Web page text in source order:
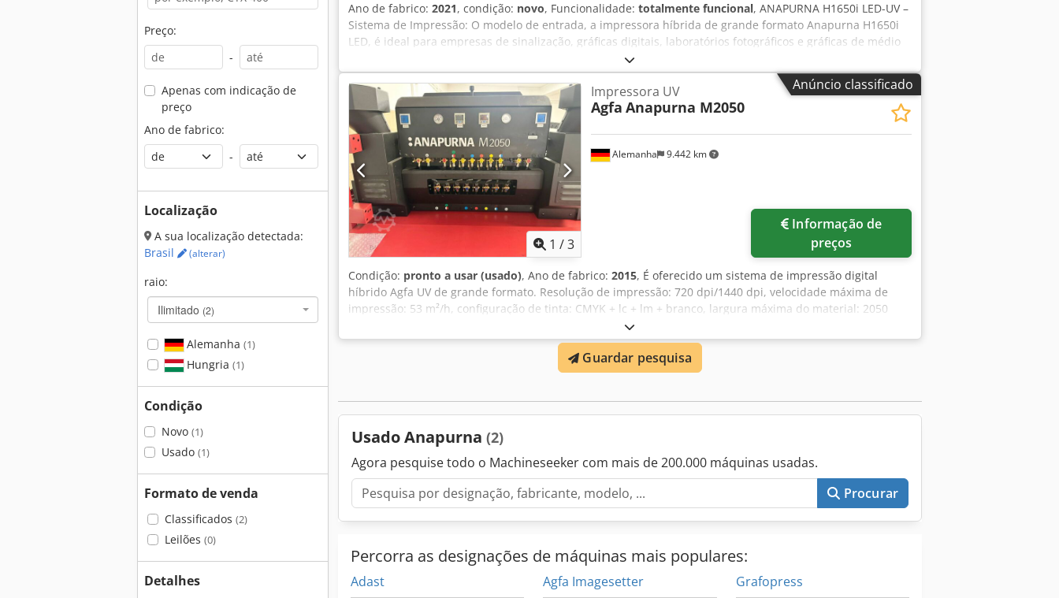
Preço:
-
Apenas com indicação de
preço
Ano de fabrico:
-
Localização
A sua localização detectada:
Brasil
(alterar)
raio:
Ilimitado (2)
Alemanha (1)
Hungria (1)
Condição
Novo (1)
Usado (1)
Formato de venda
Classificados (2)
Leilões (0)
Detalhes
Ano de fabrico: 2021, condição: novo, Funcionalidade: totalmente funcional, ANAPURNA H1650i LED-UV –
Sistema de Impressão: O modelo de entrada, a impressora híbrida de grande formato Anapurna H1650i
LED, é ideal para empresas de sinalização, gráficas digitais, laboratórios fotográficos e gráficas de médio
porte que pretendem combinar impressões em cartão e em papel em bobina. O equipamento permite
impressões com até 1,65 m de largura, tanto para aplicações internas quanto externas. A Anapurna
H1650i LED está equipada com lâmpadas LED UV, possibilitando a impressão em uma vasta gama de
mídias, economizando energia, custos e tempo. A função de tinta branca permite impressão em materiais
transparentes para aplicações retroiluminadas ou o uso do branco como cor especial. Mídias rígidas
Largura máxima: 165 cm (5,4 pés), 160 cm (5,2 pés) para impressão sem margens Csdpfx Aey It T Hepyoha
Comprimento máximo: 3,2 m (10,5 pés) – 4 mesas para mídias rígidas (2 atrás e 2 na frente) Tamanho
mínimo: formato paisagem A2 (60 x 42 cm – 1,97 x 1,4 pés) Espessura Espessura mínima: 1 mm (0,04 pol),
máxima: 45 mm (1,77 pol) Peso máximo: 10 kg/m² na mesa de impressão (22 libras) Mídias flexíveis
Largura máxima: 165 cm (5,4 pés) Comprimento máximo: não especificado – limitado pelo peso e diâmetro
Espessura mínima: 0,2 mm Peso máximo: 50 kg (110 libras)
Anúncio classificado
1 /3
Alemanha 9.442 km
Impressora UV
Agfa Anapurna M2050
preços
Condição: pronto a usar (usado), Ano de fabrico: 2015, É oferecido um sistema de impressão digital
híbrido Agfa UV de grande formato. Resolução de impressão: 720 dpi/1440 dpi, velocidade máxima de
impressão: 53 m²/h, configuração de tinta: CMYK + lc + lm + branco, largura máxima do material: 2050
mm, largura máxima de impressão: 2000 mm, espessura máxima do material: 45 mm, peso máximo da
placa: 10 kg/m². Dimensões da máquina X/Y/Z: aproximadamente 4350 mm/1470 mm/1600 mm, peso:
aproximadamente 1800 kg. Inclui 4 mesas em excelente estado para impressão de placas, bem como uma
estação de trabalho. Atualmente, a configuração de tinta está ajustada para tinta de sinalização
Guardar pesquisa
Usado Anapurna (2)
Agora pesquise todo o Machineseeker com mais de 200.000 máquinas usadas.
Procurar
Percorra as designações de máquinas mais populares:
Adast
Agfa Imagesetter
Grafopress